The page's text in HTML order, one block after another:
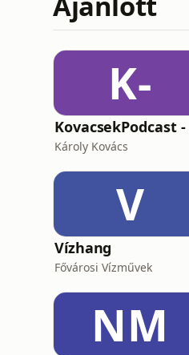
K-
Károly Kovács
V
Vízhang
Fővárosi Vízművek
NM